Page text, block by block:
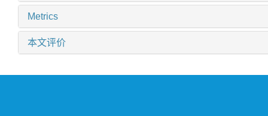
Metrics
本文评价